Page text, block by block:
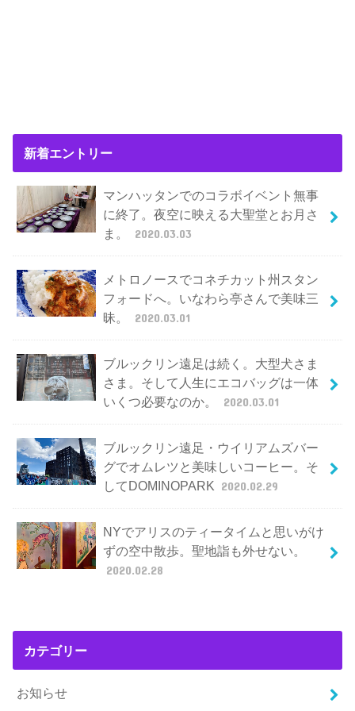
新着エントリー
マンハッタンでのコラボイベント無事
に終了。夜空に映える大聖堂とお月さ
ま。
2020.03.03
メトロノースでコネチカット州スタン
フォードへ。いなわら亭さんで美味三
昧。
2020.03.01
ブルックリン遠足は続く。大型犬さま
さま。そして人生にエコバッグは一体
いくつ必要なのか。
2020.03.01
ブルックリン遠足・ウイリアムズバー
グでオムレツと美味しいコーヒー。そ
してDOMINOPARK 2020.02.29
NYでアリスのティータイムと思いがけ
ずの空中散歩。聖地詣も外せない。
2020.02.28
カテゴリー
お知らせ